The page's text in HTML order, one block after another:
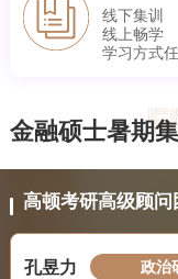
线下集训
线上畅学
学习方式
金融硕士暑期
高顿考研高级顾问
孔昱力 政治